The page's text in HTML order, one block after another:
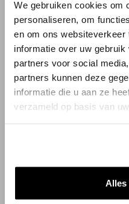
We gebruiken cookies om
personaliseren, om
en om ons
informatie over uw
partners voor social
partners kunnen deze
informatie die u aan ze
verzameld op basis van
Alles
Rest wird bearbeitet. Mehr
erfährst du auf unserer
ÄHNLICHE
ANNELOES
Es scheint, dass du uns von
Bist du am richtigen Ort?
Zur